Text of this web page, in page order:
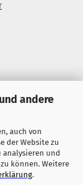
andere
auch von
der Website zu
analysieren und
können. Weitere
.